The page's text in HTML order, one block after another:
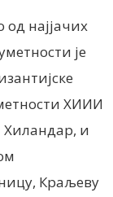
од најјачих
је
XИИИ
Хиландар, и
Краљеву